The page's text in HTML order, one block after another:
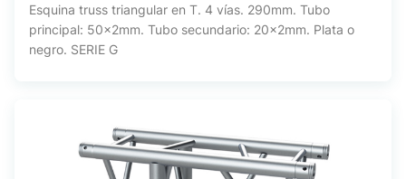
Esquina truss triangular en T. 4 vías. 290mm. Tubo
principal: 50x2mm. Tubo secundario: 20x2mm. Plata o
negro. SERIE G